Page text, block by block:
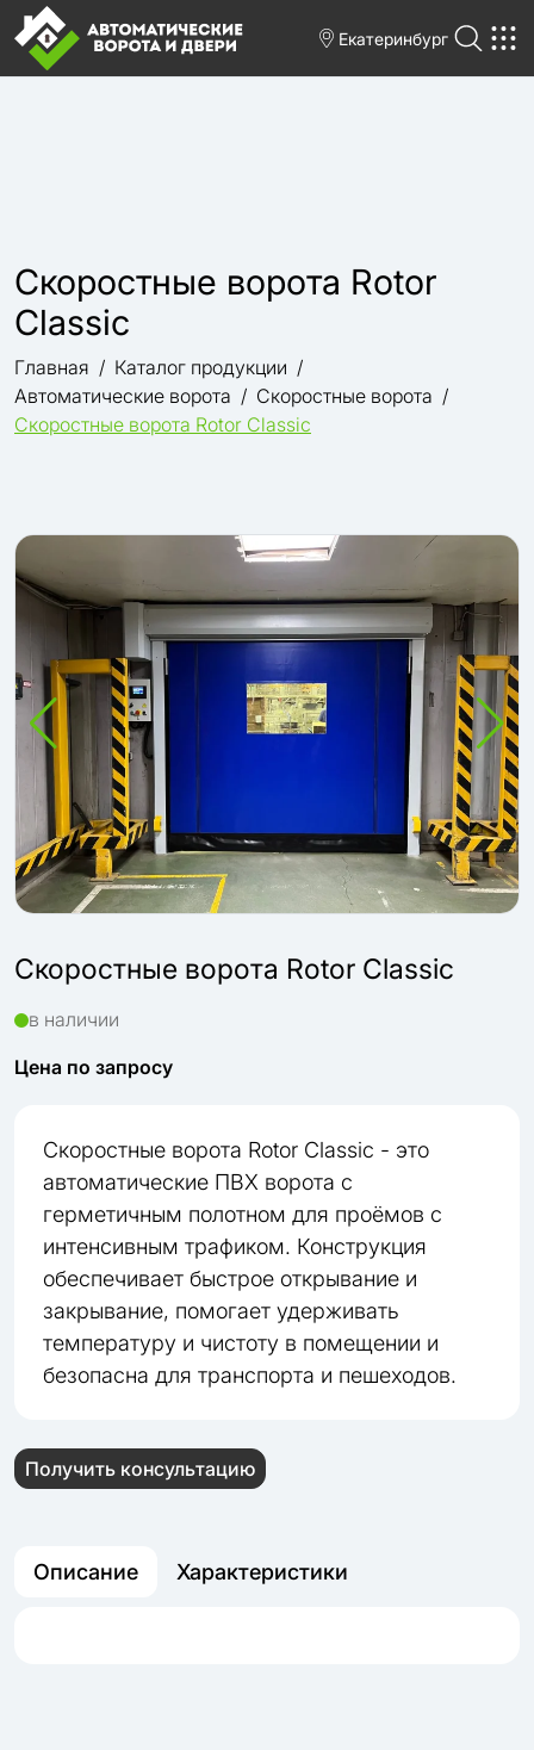
Екатеринбург
Скоростные ворота Rotor
Classic
Главная
Каталог продукции
Автоматические ворота
Скоростные ворота
Скоростные ворота Rotor Classic
Скоростные ворота Rotor Classic
в наличии
Цена по запросу
Скоростные ворота Rotor Classic - это
автоматические ПВХ ворота с
герметичным полотном для проёмов с
интенсивным трафиком. Конструкция
обеспечивает быстрое открывание и
закрывание, помогает удерживать
температуру и чистоту в помещении и
безопасна для транспорта и пешеходов.
Получить консультацию
Описание Характеристики